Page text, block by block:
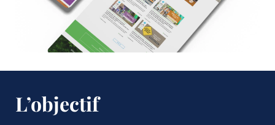
L’objectif